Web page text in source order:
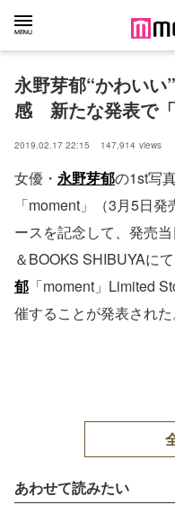
永野芽郁“かわいい
感　新たな発表で
2019.02.17 22:15 147,914 views
女優・ 永野芽郁の1st写
「moment」（3月5日発
ースを記念して、発売
＆BOOKS SHIBUYAに
郁 「moment」Limited
催することが発表された
あわせて読みたい